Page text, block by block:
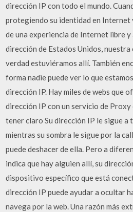
dirección IP con todo el mundo.
protegiendo su identidad en Internet
de una experiencia de Internet libre y
dirección de Estados Unidos,
verdad estuviéramos allí. También
forma nadie puede ver lo que
dirección IP. Hay miles de webs que
dirección IP con un servicio de
tener claro Su dirección IP le sigue a
mientras su sombra le sigue por la
puede deshacer de ella. Pero a
indica que hay alguien allí, su
dispositivo específico que está
dirección IP puede ayudar a ocultar
navega por la web. Una razón más